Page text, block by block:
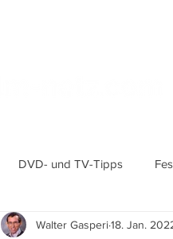
DVD- und TV-Tipps
Walter Gasperi18. Jan.